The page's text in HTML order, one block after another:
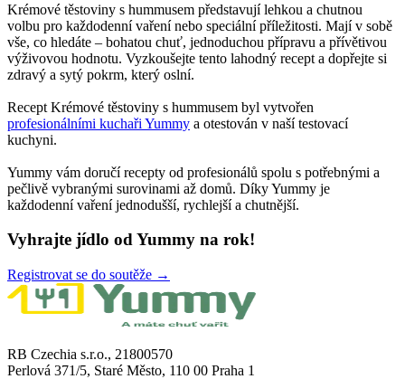
Krémové těstoviny s hummusem představují lehkou a chutnou
volbu pro každodenní vaření nebo speciální příležitosti. Mají v sobě
vše, co hledáte – bohatou chuť, jednoduchou přípravu a přívětivou
výživovou hodnotu. Vyzkoušejte tento lahodný recept a dopřejte si
zdravý a sytý pokrm, který oslní.
Recept Krémové těstoviny s hummusem byl vytvořen
profesionálními kuchaři Yummy a otestován v naší testovací
kuchyni.
Yummy vám doručí recepty od profesionálů spolu s potřebnými a
pečlivě vybranými surovinami až domů. Díky Yummy je
každodenní vaření jednodušší, rychlejší a chutnější.
Vyhrajte jídlo od Yummy na rok!
Registrovat se do soutěže →
RB Czechia s.r.o., 21800570
Perlová 371/5, Staré Město, 110 00 Praha 1